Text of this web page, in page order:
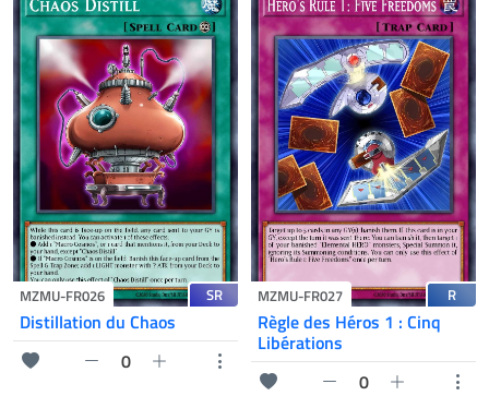
MZMU-FR026 SR
Distillation du Chaos
0
MZMU-FR027 R
Règle des Héros 1 : Cinq
Libérations
0